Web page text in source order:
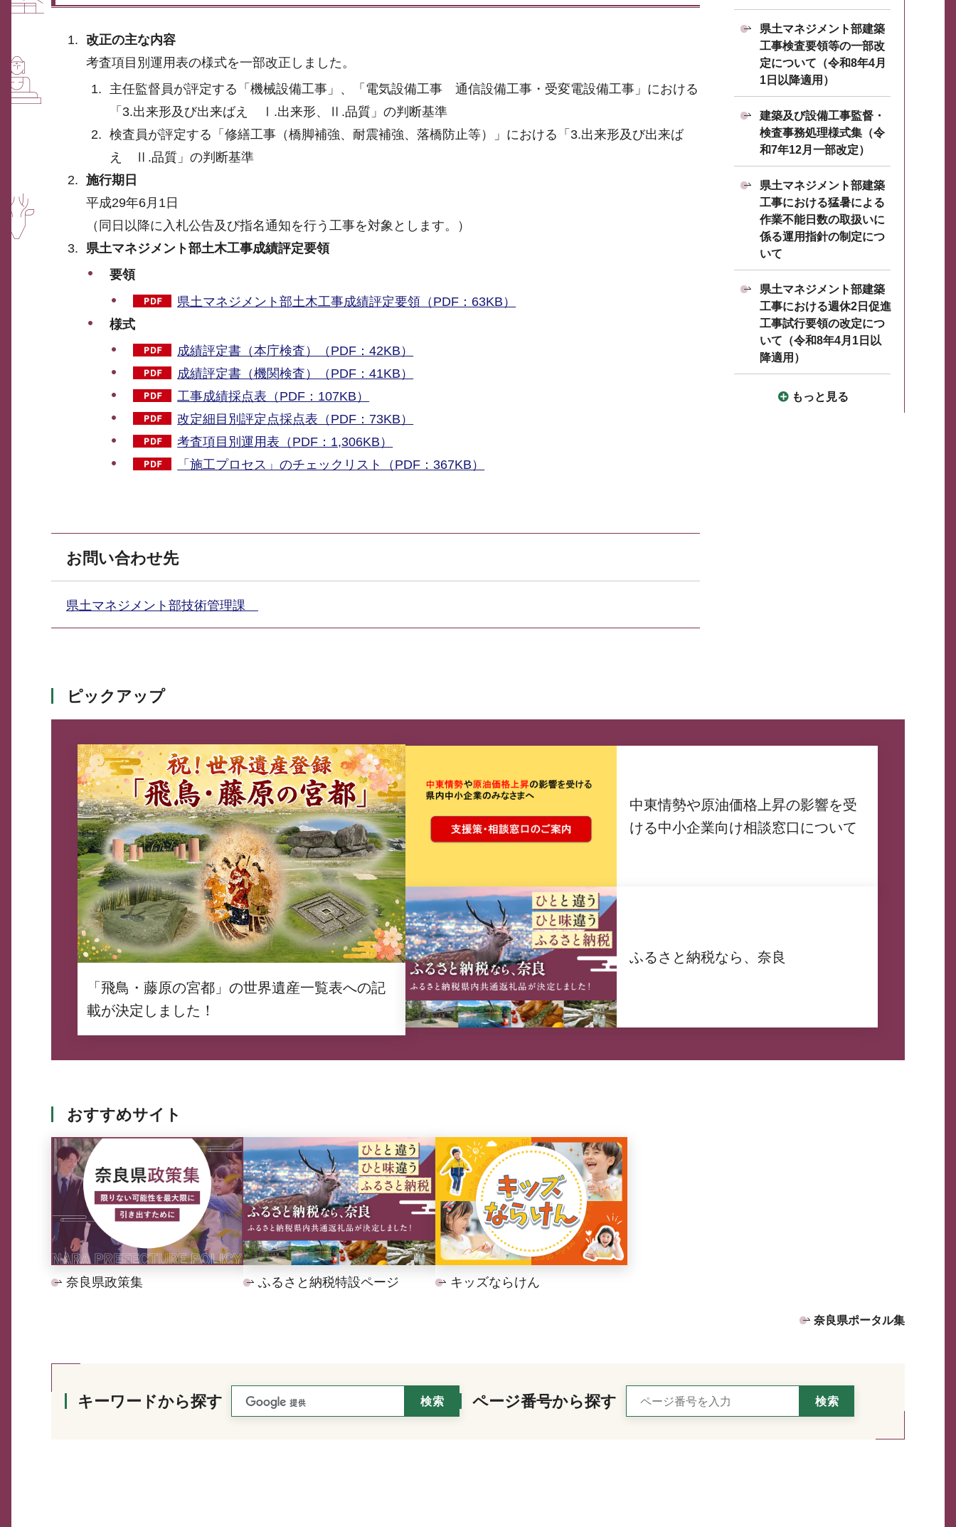
改正の主な内容
考査項目別運用表の様式を一部改正しました。
主任監督員が評定する「機械設備工事」、「電気設備工事 通信設備工事・受変電設備工事」における
「3.出来形及び出来ばえ Ⅰ.出来形、Ⅱ.品質」の判断基準
検査員が評定する「修繕工事（橋脚補強、耐震補強、落橋防止等）」における「3.出来形及び出来ば
え Ⅱ.品質」の判断基準
施行期日
平成29年6月1日
（同日以降に入札公告及び指名通知を行う工事を対象とします。）
県土マネジメント部土木工事成績評定要領
要領
県土マネジメント部土木工事成績評定要領（PDF：63KB）
様式
成績評定書（本庁検査）（PDF：42KB）
成績評定書（機関検査）（PDF：41KB）
工事成績採点表（PDF：107KB）
改定細目別評定点採点表（PDF：73KB）
考査項目別運用表（PDF：1,306KB）
「施工プロセス」のチェックリスト（PDF：367KB）
お問い合わせ先
県土マネジメント部技術管理課
県土マネジメント部建築
工事検査要領等の一部改
定について（令和8年4月
1日以降適用）
建築及び設備工事監督・
検査事務処理様式集（令
和7年12月一部改定）
県土マネジメント部建築
工事における猛暑による
作業不能日数の取扱いに
係る運用指針の制定につ
いて
県土マネジメント部建築
工事における週休2日促進
工事試行要領の改定につ
いて（令和8年4月1日以
降適用）
もっと見る
ピックアップ
「飛鳥・藤原の宮都」の世界遺産一覧表への記
載が決定しました！
中東情勢や原油価格上昇の影響を受
ける中小企業向け相談窓口について
ふるさと納税なら、奈良
おすすめサイト
奈良県政策集 ふるさと納税特設ページ キッズならけん
奈良県ポータル集
キーワードから探す ページ番号から探す